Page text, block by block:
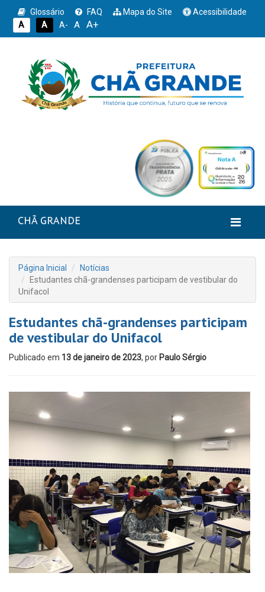
Glossário FAQ Mapa do Site
Acessibilidade
A
A A- A A+
CHÃ GRANDE
Página Inicial
Notícias
Estudantes chã-grandenses participam de vestibular do
Unifacol
Estudantes chã-grandenses participam
de vestibular do Unifacol
Publicado em 13 de janeiro de 2023, por Paulo Sérgio